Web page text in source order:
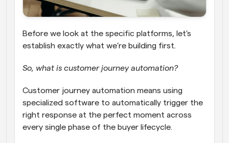
Before we look at the specific platforms, let's
establish exactly what we’re building first.
So, what is customer journey automation?
Customer journey automation means using
specialized software to automatically trigger the
right response at the perfect moment across
every single phase of the buyer lifecycle.